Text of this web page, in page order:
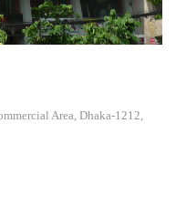
Area, Dhaka-1212,